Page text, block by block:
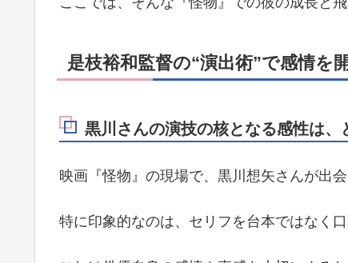
是枝裕和監督の“演出術”で感情を
黒川さんの演技の核となる感性は、
映画『怪物』の現場で、黒川想矢さんが出
特に印象的なのは、セリフを台本ではなく